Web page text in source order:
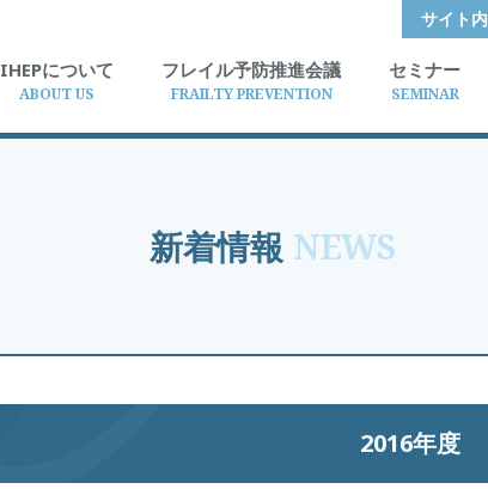
サイト
IHEPについて
ABOUT US
フレイル予防推進会議
FRAILTY PREVENTION
セミナー
SEMINAR
新着情報 NEWS
2016年度